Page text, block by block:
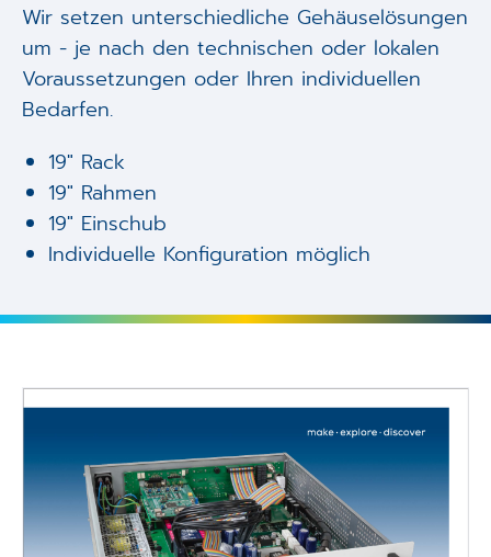
Wir setzen unterschiedliche Gehäuselösungen
um - je nach den technischen oder lokalen
Voraussetzungen oder Ihren individuellen
Bedarfen.
19" Rack
19" Rahmen
19" Einschub
Individuelle Konfiguration möglich